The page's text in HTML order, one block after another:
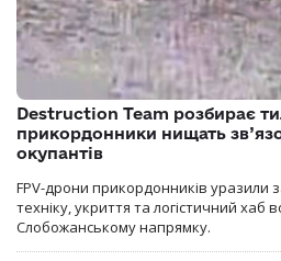
Destruction Team розбирає
прикордонники нищать
окупантів
FPV-дрони прикордонників уразили
техніку, укриття та логістичний хаб
Слобожанському напрямку.